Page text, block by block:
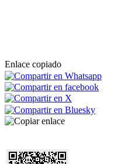
Enlace copiado